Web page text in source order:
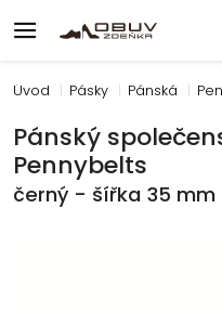
Úvod Pásky Pánská
Pánský
Pennybelts
černý - šířka 35 mm